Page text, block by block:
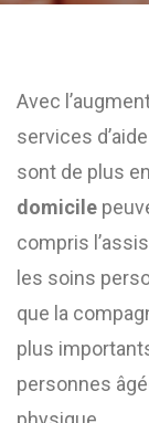
Avec
services
sont de plus
domicile
compris
les soins
que la
plus
personnes